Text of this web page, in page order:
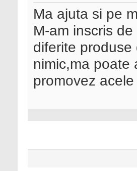
Ma ajuta si pe
M-am inscris
diferite
nimic,ma poate
promovez